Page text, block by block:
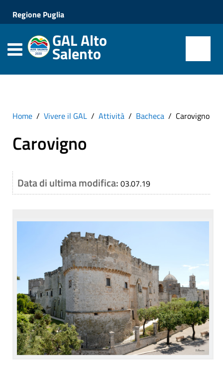
Regione Puglia
GAL Alto
Salento
Home Vivere il GAL Attività Bacheca Carovigno
Carovigno
Data di ultima modifica: 03.07.19